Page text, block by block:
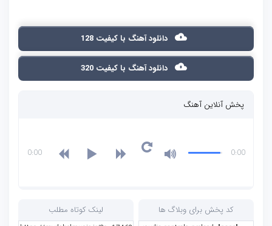
دانلود آهنگ با کیفیت 128
دانلود آهنگ با کیفیت 320
پخش آنلاین آهنگ
0:00
0:00
کد پخش برای وبلاگ ها لینک کوتاه مطلب